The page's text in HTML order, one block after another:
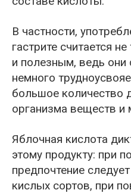
В частности,
гастрите считается
и полезным, ведь
немного
большое количество
организма веществ и
Яблочная кислота
этому продукту: при
предпочтение
кислых сортов, при